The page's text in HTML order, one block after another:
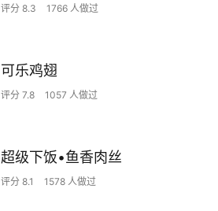
评分 8.3 1766 人做过
可乐鸡翅
评分 7.8 1057 人做过
超级下饭•鱼香肉丝
评分 8.1 1578 人做过